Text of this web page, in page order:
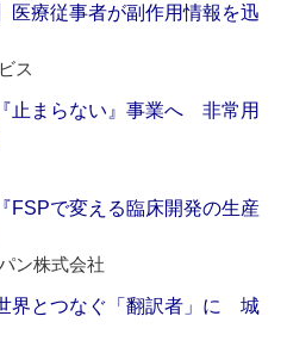
医療従事者が副作用情報を迅
ス
止まらない』事業へ 非常用
FSPで変える臨床開発の生産
ン株式会社
界とつなぐ「翻訳者」に 城